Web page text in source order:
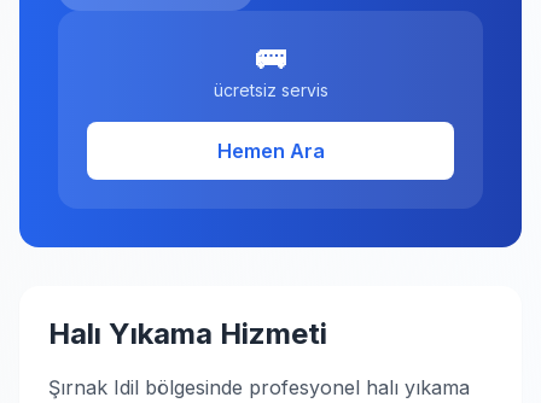
🚌
ücretsiz servis
Hemen Ara
Halı Yıkama Hizmeti
Şırnak Idil bölgesinde profesyonel halı yıkama